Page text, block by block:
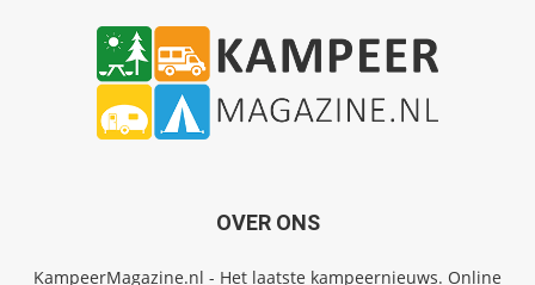
OVER ONS
KampeerMagazine.nl - Het laatste kampeernieuws. Online